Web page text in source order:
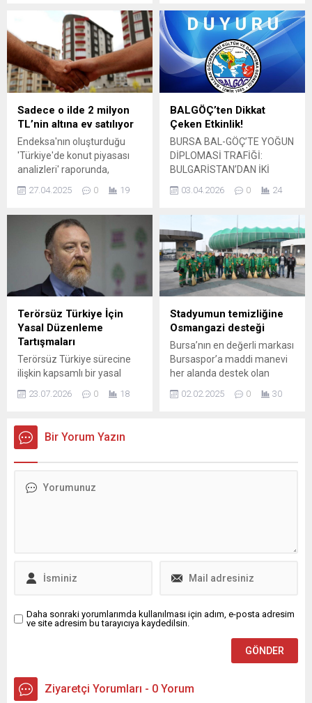
çay satışı yapıldı.
yapılması gerekenler ve
bundan sonra atılacak olan
adımlara dair önemli
mesajlar vardı” dedi.
Sadece o ilde 2 milyon
TL’nin altına ev satılıyor
Endeksa'nın oluşturduğu
'Türkiye'de konut piyasası
analizleri' raporunda,
milyon 89 bin TL olarak
konut fiyatının 2 milyon
TL'nin altında kaldığı tek bir
şehir yer alıyor.
27.04.2025 0 19
BALGÖÇ’ten Dikkat
Çeken Etkinlik!
BURSA BAL-GÖÇ’TE YOĞUN
DİPLOMASİ TRAFİĞİ:
BULGARİSTAN’DAN İKİ
ZİYARETTE BULUNACAK
Balkan Göçmenleri Kültür ve
Dayanışma Derneği (BAL-
GÖÇ), 3 Nisan Cuma günü
Bulgaristan siyasetinin
önemli isimlerini ağırlamaya
hazırlanıyor. BAL-GÖÇ Genel
Başkanı Prof. Dr. Emin
Balkan’ın duyurduğu
programa göre, aynı gün
içerisinde iki ayrı siyasi
heyet...
03.04.2026 0 24
Terörsüz Türkiye İçin
Yasal Düzenleme
Tartışmaları
Terörsüz Türkiye sürecine
ilişkin kapsamlı bir yasal
düzenleme üzerinde
çalışmalar sürüyor. Sürece
görüşmeleri başladığı, farklı
siyasi aktörlerin öneri ve
Parti TBMM Grup
rolüne ilişkin hukuki...
23.07.2026 0 18
Stadyumun temizliğine
Osmangazi desteği
Bursa’nın en değerli markası
Bursaspor’a maddi manevi
her alanda destek olan
Osmangazi Belediyesi,
maçların ardından
liglere tırmanmayı...
02.02.2025 0 30
Bir Yorum Yazın
Daha sonraki yorumlarımda kullanılması için adım, e-posta adresim
ve site adresim bu tarayıcıya kaydedilsin.
Ziyaretçi Yorumları - 0 Yorum